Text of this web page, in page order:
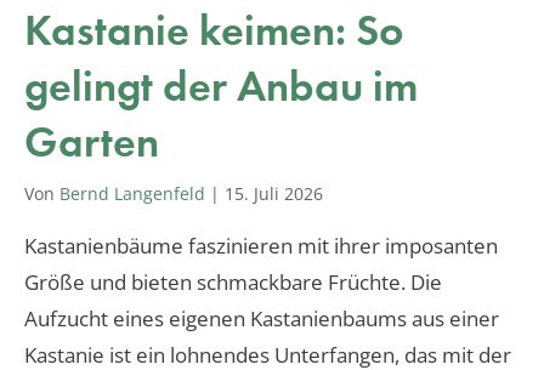
Kastanie keimen: So
gelingt der Anbau im
Garten
Von Bernd Langenfeld | 15. Juli 2026
Kastanienbäume faszinieren mit ihrer imposanten
Größe und bieten schmackbare Früchte. Die
Aufzucht eines eigenen Kastanienbaums aus einer
Kastanie ist ein lohnendes Unterfangen, das mit der